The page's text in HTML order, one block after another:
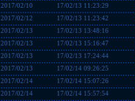
2017/02/10 17/02/13 11:23:29
2017/02/12 17/02/13 11:23:42
2017/02/13 17/02/13 13:48:16
2017/02/13 17/02/13 15:16:47
2017/02/13 17/02/13 17:24:44
2017/02/13 17/02/14 09:26:25
2017/02/14 17/02/14 15:07:26
2017/02/14 17/02/14 15:57:54